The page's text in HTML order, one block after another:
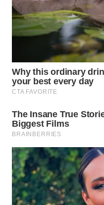
WN
KARAWANG
WN
BOGOR
WN
DEPOK
WN
TAPANULI
UTARA
WN